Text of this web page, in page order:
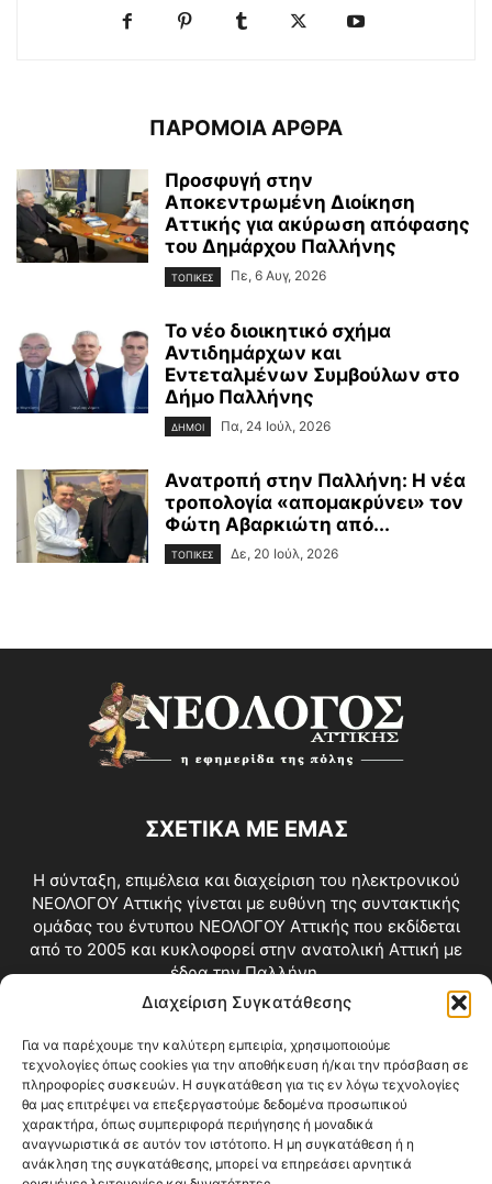
Διαχείριση Συγκατάθεσης
Για να παρέχουμε την καλύτερη εμπειρία, χρησιμοποιούμε
τεχνολογίες όπως cookies για την αποθήκευση ή/και την πρόσβαση σε
πληροφορίες συσκευών. Η συγκατάθεση για τις εν λόγω τεχνολογίες
θα μας επιτρέψει να επεξεργαστούμε δεδομένα προσωπικού
χαρακτήρα, όπως συμπεριφορά περιήγησης ή μοναδικά
αναγνωριστικά σε αυτόν τον ιστότοπο. Η μη συγκατάθεση ή η
ανάκληση της συγκατάθεσης, μπορεί να επηρεάσει αρνητικά
ΠΑΡΟΜΟΙΑ ΑΡΘΡΑ
Προσφυγή στην
Αποκεντρωμένη Διοίκηση
Αττικής για ακύρωση απόφασης
του Δημάρχου Παλλήνης
ΤΟΠΙΚΕΣ Πε, 6 Αυγ, 2026
Το νέο διοικητικό σχήμα
Αντιδημάρχων και
Εντεταλμένων Συμβούλων στο
Δήμο Παλλήνης
ΔΗΜΟΙ Πα, 24 Ιούλ, 2026
Ανατροπή στην Παλλήνη: Η νέα
τροπολογία «απομακρύνει» τον
Φώτη Αβαρκιώτη από...
ΤΟΠΙΚΕΣ Δε, 20 Ιούλ, 2026
ΣΧΕΤΙΚΑ ΜΕ ΕΜΑΣ
Η σύνταξη, επιμέλεια και διαχείριση του ηλεκτρονικού
ΝΕΟΛΟΓΟΥ Αττικής γίνεται με ευθύνη της συντακτικής
ομάδας του έντυπου ΝΕΟΛΟΓΟΥ Αττικής που εκδίδεται
από το 2005 και κυκλοφορεί στην ανατολική Αττική με
έδρα την Παλλήνη.
Επικοινωνία:info@neologosattikis.gr
ΑΚΟΛΟΥΘΗΣΕ ΜΑΣ